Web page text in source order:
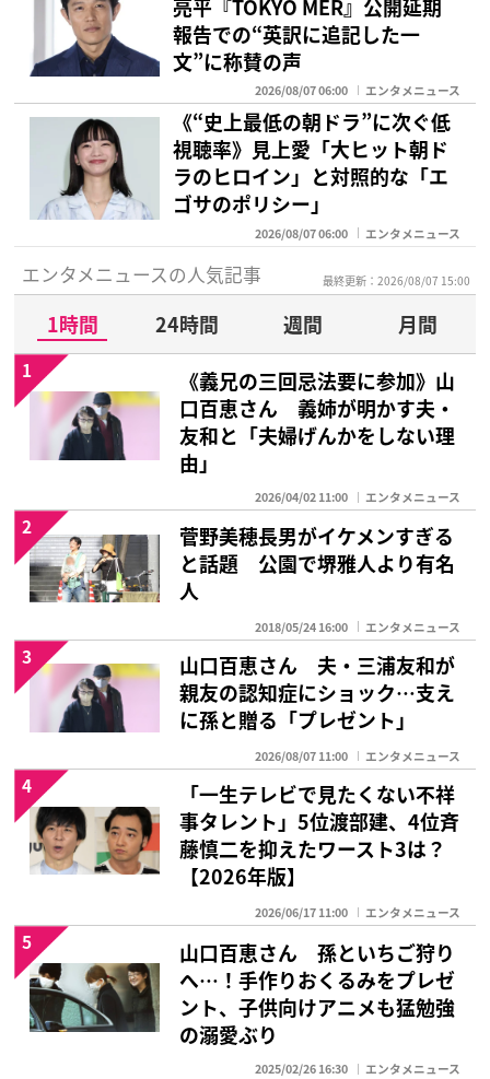
亮平『TOKYO MER』公開延期
報告での“英訳に追記した一
文”に称賛の声
2026/08/07 06:00 エンタメニュース
《“史上最低の朝ドラ”に次ぐ低
視聴率》見上愛「大ヒット朝ド
ラのヒロイン」と対照的な「エ
ゴサのポリシー」
2026/08/07 06:00 エンタメニュース
エンタメニュースの人気記事 最終更新：2026/08/07 15:00
1時間 24時間 週間
月間
《義兄の三回忌法要に参加》山
口百恵さん 義姉が明かす夫・
友和と「夫婦げんかをしない理
由」
2026/04/02 11:00 エンタメニュース
1
菅野美穂長男がイケメンすぎる
と話題 公園で堺雅人より有名
人
2018/05/24 16:00 エンタメニュース
2
山口百恵さん 夫・三浦友和が
親友の認知症にショック…支え
に孫と贈る「プレゼント」
2026/08/07 11:00 エンタメニュース
3
「一生テレビで見たくない不祥
事タレント」5位渡部建、4位斉
藤慎二を抑えたワースト3は？
【2026年版】
2026/06/17 11:00 エンタメニュース
4
山口百恵さん 孫といちご狩り
へ…！手作りおくるみをプレゼ
ント、子供向けアニメも猛勉強
の溺愛ぶり
2025/02/26 16:30 エンタメニュース
5